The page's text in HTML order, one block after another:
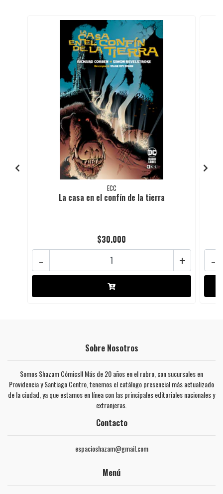
ECC
La casa en el confín de la tierra
$30.000
+
- -
Sobre Nosotros
Somos Shazam Cómics!! Más de 20 años en el rubro, con sucursales en
Providencia y Santiago Centro, tenemos el catálogo presencial más actualizado
de la ciudad, ya que estamos en línea con las principales editoriales nacionales y
extranjeras.
Contacto
espacioshazam@gmail.com
Menú